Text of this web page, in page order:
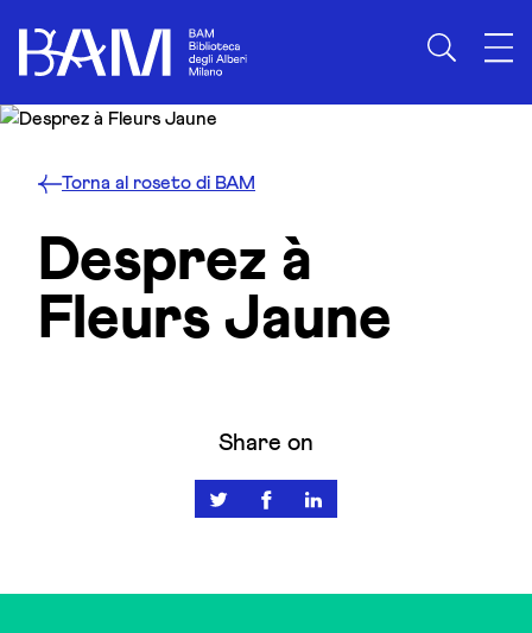
Torna al roseto di BAM
Desprez à
Fleurs Jaune
Share on